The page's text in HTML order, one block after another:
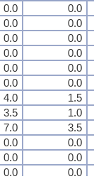
0.0 0.0
0.0 0.0
0.0 0.0
0.0 0.0
0.0 0.0
0.0 0.0
4.0 1.5
3.5 1.0
7.0 3.5
0.0 0.0
0.0 0.0
0.0 0.0
0.0 0.0
0.0 0.0
0.0 0.0
0.0 0.0
0.0 0.0
0.0 0.0
4.0 1.5
3.5 1.0
7.0 3.5
0.0 0.0
0.0 0.0
0.0 0.0
0.0 0.0
0.0 0.0
0.0 0.0
0.0 0.0
0.0 0.0
0.0 0.0
4.0 1.5
3.5 1.0
7.0 3.5
0.0 0.0
0.0 0.0
0.0 0.0
0.0 0.0
0.0 0.0
0.0 0.0
0.0 0.0
0.0 0.0
0.0 0.0
4.0 1.5
3.5 1.0
7.0 3.5
0.0 0.0
0.0 0.0
0.0 0.0